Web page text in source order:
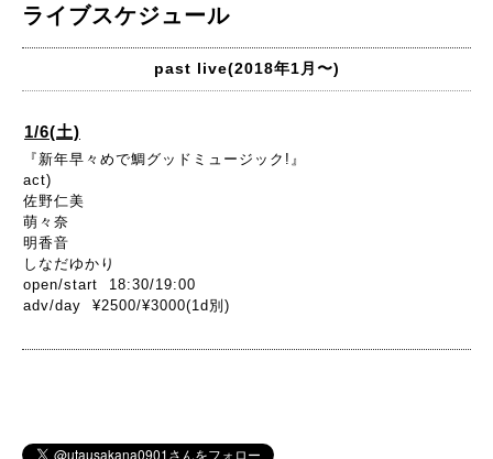
ライブスケジュール
past live(2018年1月〜)
1/6(土)
『新年早々めで鯛グッドミュージック!』
act)
佐野仁美
萌々奈
明香音
しなだゆかり
open/start 18:30/19:00
adv/day ¥2500/¥3000(1d別)